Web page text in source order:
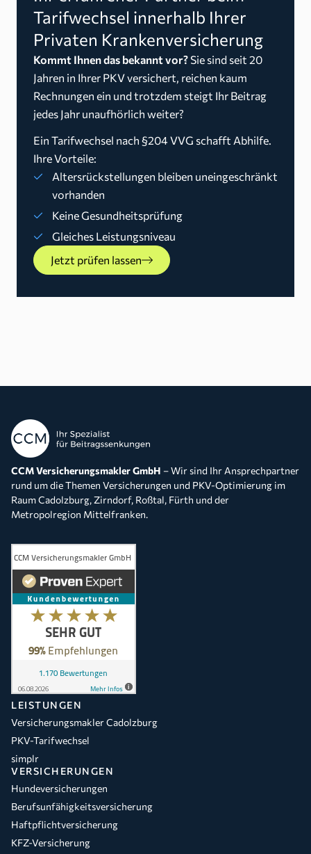
Tarifwechsel innerhalb Ihrer
Privaten Krankenversicherung
Kommt Ihnen das bekannt vor? Sie sind seit 20
Jahren in Ihrer PKV versichert, reichen kaum
Rechnungen ein und trotzdem steigt Ihr Beitrag
jedes Jahr unaufhörlich weiter?
Ein Tarifwechsel nach §204 VVG schafft Abhilfe.
Ihre Vorteile:
Altersrückstellungen bleiben uneingeschränkt
vorhanden
Keine Gesundheitsprüfung
Gleiches Leistungsniveau
Jetzt prüfen lassen
CCM Versicherungsmakler GmbH – Wir sind Ihr Ansprechpartner
rund um die Themen Versicherungen und PKV-Optimierung im
Raum Cadolzburg, Zirndorf, Roßtal, Fürth und der
Metropolregion Mittelfranken.
LEISTUNGEN
Versicherungsmakler Cadolzburg
PKV-Tarifwechsel
simplr
VERSICHERUNGEN
Hundeversicherungen
Berufsunfähigkeitsversicherung
Haftpflichtversicherung
KFZ-Versicherung